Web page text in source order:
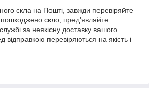
скла на Пошті, завжди перевіряйте
пошкоджено скло, пред'являйте
за неякісну доставку вашого
відправкою перевіряються на якість і